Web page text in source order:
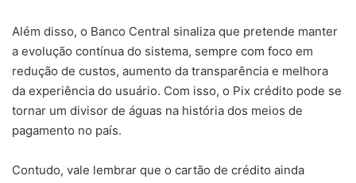
Além disso, o Banco Central sinaliza que pretende manter
a evolução contínua do sistema, sempre com foco em
redução de custos, aumento da transparência e melhora
da experiência do usuário. Com isso, o Pix crédito pode se
tornar um divisor de águas na história dos meios de
pagamento no país.
Contudo, vale lembrar que o cartão de crédito ainda